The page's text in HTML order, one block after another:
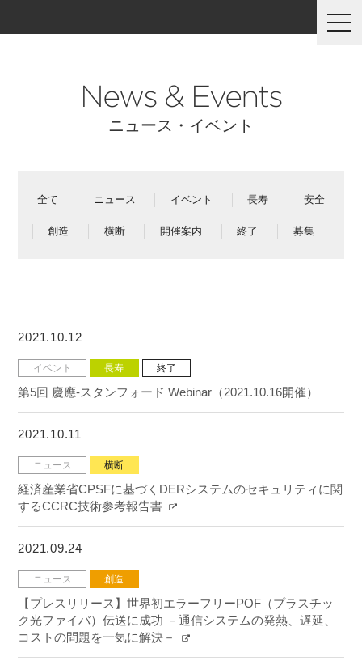
News & Events
ニュース・イベント
全て ニュース イベント 長寿 安全
創造 横断 開催案内 終了 募集
2021.10.12
イベント 長寿 終了
第5回 慶應-スタンフォード Webinar（2021.10.16開催）
2021.10.11
ニュース 横断
経済産業省CPSFに基づくDERシステムのセキュリティに関
するCCRC技術参考報告書
2021.09.24
ニュース 創造
【プレスリリース】世界初エラーフリーPOF（プラスチッ
ク光ファイバ）伝送に成功 －通信システムの発熱、遅延、
コストの問題を一気に解決－